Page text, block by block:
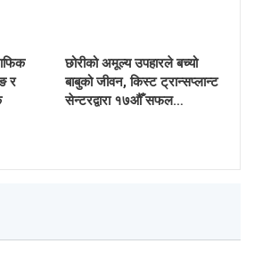
र
छोरीको अमूल्य उपहारले बच्यो
बाबुको जीवन, किस्ट ट्रान्सप्लान्ट
सेन्टरद्वारा १७औँ सफल…